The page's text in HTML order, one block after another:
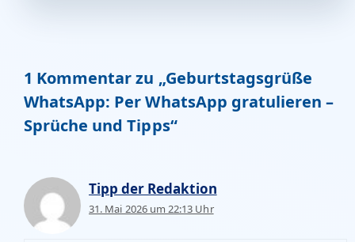
1 Kommentar zu „Geburtstagsgrüße
WhatsApp: Per WhatsApp gratulieren –
Sprüche und Tipps“
Tipp der Redaktion
31. Mai 2026 um 22:13 Uhr